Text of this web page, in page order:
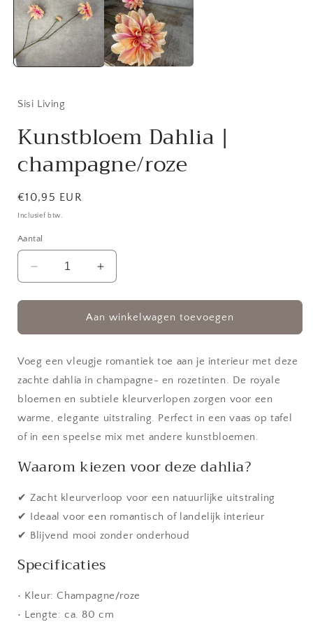
modaal
Sisi Living
Kunstbloem Dahlia |
champagne/roze
Normale
prijs
€10,95 EUR
Inclusief btw.
Aantal
Aantal
verlagen
voor
Kunstbloem
Dahlia
champagne/roze
Aantal
verhogen
voor
Kunstbloem
Dahlia
champagne/roze
Aan winkelwagen toevoegen
Voeg een vleugje romantiek toe aan je interieur met deze
zachte dahlia in champagne- en rozetinten. De royale
bloemen en subtiele kleurverlopen zorgen voor een
warme, elegante uitstraling. Perfect in een vaas op tafel
of in een speelse mix met andere kunstbloemen.
Waarom kiezen voor deze dahlia?
✔ Zacht kleurverloop voor een natuurlijke uitstraling
✔ Ideaal voor een romantisch of landelijk interieur
✔ Blijvend mooi zonder onderhoud
Specificaties
• Kleur: Champagne/roze
• Lengte: ca. 80 cm